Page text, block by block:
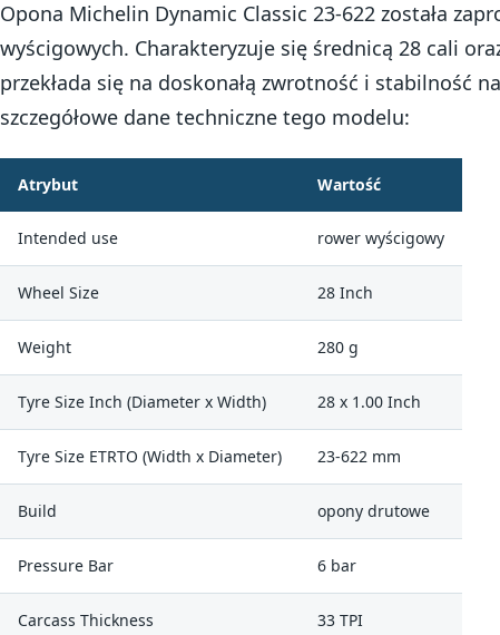
Opona Michelin Dynamic Classic 23-622 została
wyścigowych. Charakteryzuje się średnicą 28 cali
przekłada się na doskonałą zwrotność i stabilność
szczegółowe dane techniczne tego modelu:
Atrybut Wartość
Intended use rower wyścigowy
Wheel Size 28 Inch
Weight 280 g
Tyre Size Inch (Diameter x Width) 28 x 1.00 Inch
Tyre Size ETRTO (Width x Diameter) 23-622 mm
Build opony drutowe
Pressure Bar 6 bar
Carcass Thickness 33 TPI